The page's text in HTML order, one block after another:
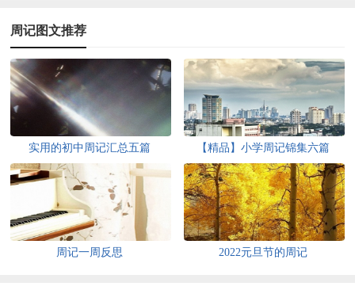
周记图文推荐
实用的初中周记汇总五篇 【精品】小学周记锦集六篇
周记一周反思 2022元旦节的周记